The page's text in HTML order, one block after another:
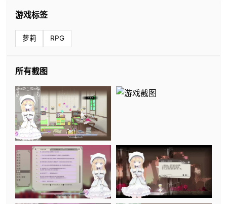
游戏标签
萝莉 RPG
所有截图